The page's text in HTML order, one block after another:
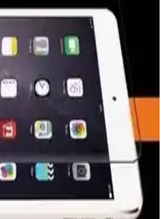
Koruyucu, MacBook Air
ultra ince ve HD görüntü
çizilmelere ve hafif darbelere
Özellikleri ve
edilen karartmalı ekran
ekran gizliliği sağlar,
dikkat çeker.
Ekran Koruyucu